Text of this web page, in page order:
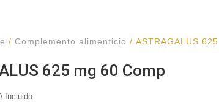
/Complemento alimenticio / ASTRAGALUS
625 mg 60 Comp
Incluido